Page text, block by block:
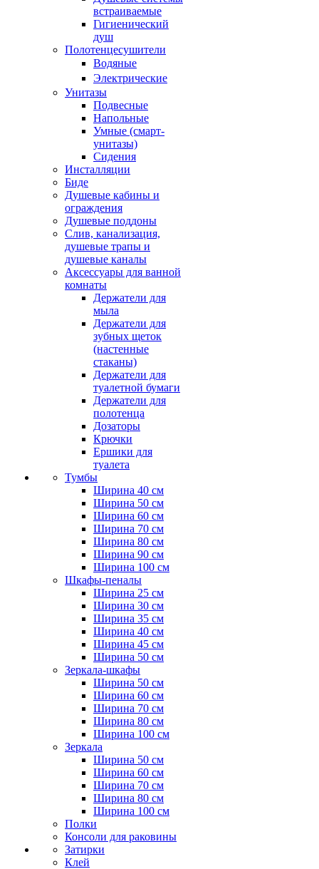
встраиваемые
Гигиенический
душ
Полотенцесушители
ㅤВодяные
ㅤЭлектрические
Унитазы
Подвесные
Напольные
Умные (смарт-
унитазы)
Сидения
Инсталляции
Биде
Душевые кабины и
ограждения
Душевые поддоны
Слив, канализация,
душевые трапы и
душевые каналы
Аксессуары для ванной
комнаты
Держатели для
мыла
Держатели для
зубных щеток
(настенные
стаканы)
Держатели для
туалетной бумаги
Держатели для
полотенца
Дозаторы
Крючки
Ершики для
туалета
Тумбы
Ширина 40 см
Ширина 50 см
Ширина 60 см
Ширина 70 см
Ширина 80 см
Ширина 90 см
Ширина 100 см
Шкафы-пеналы
Ширина 25 см
Ширина 30 см
Ширина 35 см
Ширина 40 см
Ширина 45 см
Ширина 50 см
Зеркала-шкафы
Ширина 50 см
Ширина 60 см
Ширина 70 см
Ширина 80 см
Ширина 100 см
Зеркала
Ширина 50 см
Ширина 60 см
Ширина 70 см
Ширина 80 см
Ширина 100 см
Полки
Консоли для раковины
Затирки
Клей